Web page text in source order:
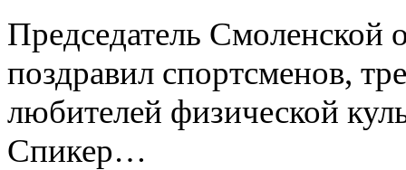
Председатель
поздравил спортсменов,
любителей физической
Спикер…